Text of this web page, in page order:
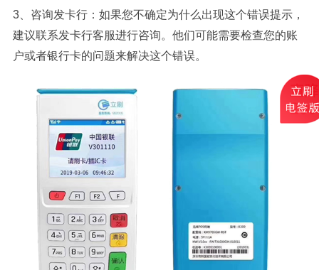
3、咨询发卡行：如果您不确定为什么出现这个错误提示，
建议联系发卡行客服进行咨询。他们可能需要检查您的账
户或者银行卡的问题来解决这个错误。